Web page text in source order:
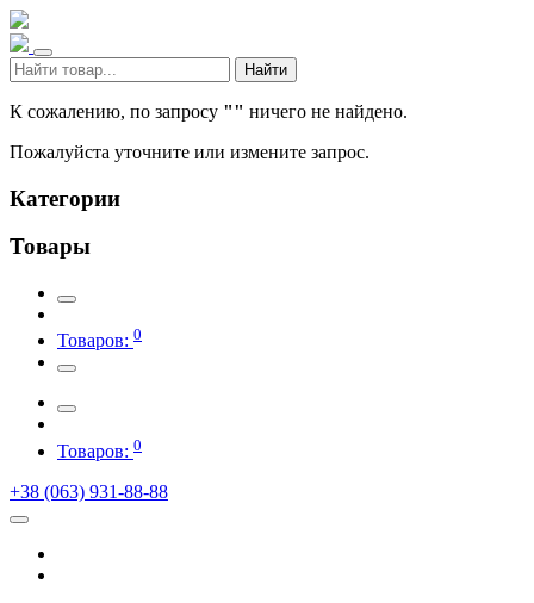
Найти
К сожалению, по запросу "" ничего не найдено.
Пожалуйста уточните или измените запрос.
Категории
Товары
Товаров: 0
Товаров: 0
+38 (063) 931-88-88